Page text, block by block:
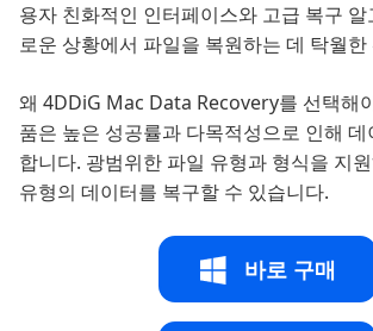
용자 친화적인 인터페이스와 고급 복구
로운 상황에서 파일을 복원하는 데 탁월한
왜 4DDiG Mac Data Recovery를 선택해
품은 높은 성공률과 다목적성으로 인해
합니다. 광범위한 파일 유형과 형식을 지
유형의 데이터를 복구할 수 있습니다.
바로 구매